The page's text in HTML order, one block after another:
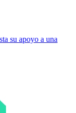
su apoyo a una